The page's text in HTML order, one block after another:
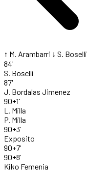
↑ M. Arambarri ↓ S. Boselli
84'
S. Boselli
87'
J. Bordalas Jimenez
90+1'
L. Milla
P. Milla
90+3'
Exposito
90+7'
90+8'
Kiko Femenia